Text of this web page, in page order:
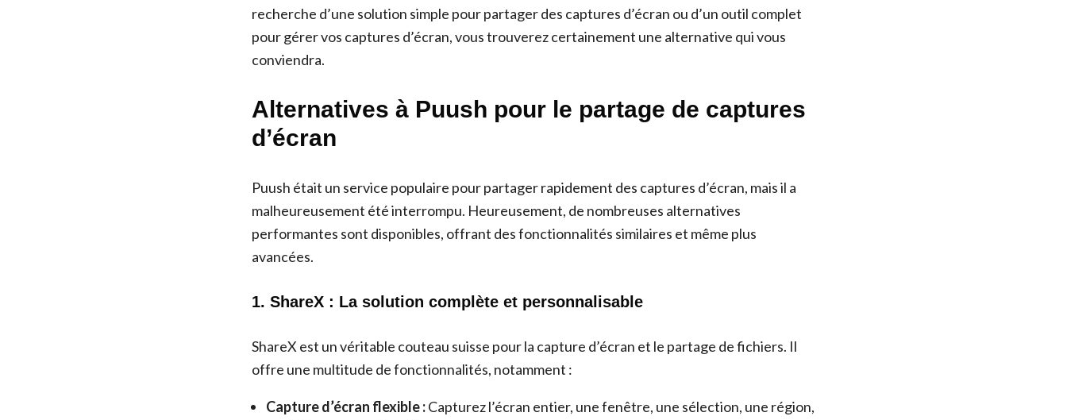
recherche d’une solution simple pour partager des captures d’écran ou d’un outil complet
pour gérer vos captures d’écran, vous trouverez certainement une alternative qui vous
conviendra.
Alternatives à Puush pour le partage de captures
d’écran
Puush était un service populaire pour partager rapidement des captures d’écran, mais il a
malheureusement été interrompu. Heureusement, de nombreuses alternatives
performantes sont disponibles, offrant des fonctionnalités similaires et même plus
avancées.
1. ShareX : La solution complète et personnalisable
ShareX est un véritable couteau suisse pour la capture d’écran et le partage de fichiers. Il
offre une multitude de fonctionnalités, notamment :
Capture d’écran flexible :Capturez l’écran entier, une fenêtre, une sélection, une région,